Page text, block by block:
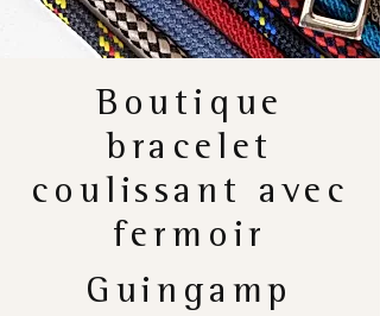
Boutique
bracelet
coulissant avec
fermoir
Guingamp